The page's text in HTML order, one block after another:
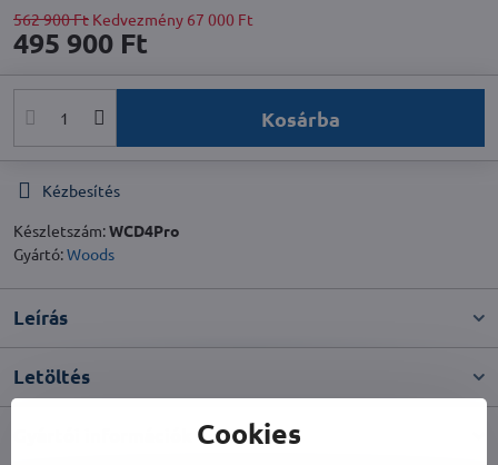
562 900 Ft Kedvezmény 67 000 Ft
495 900 Ft
Kosárba
Kézbesítés
Készletszám:WCD4Pro
Gyártó:Woods
Leírás
Letöltés
Cookies